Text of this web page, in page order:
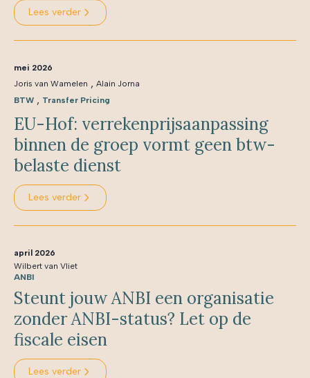
Lees verder
mei 2026
Joris van Wamelen , Alain Jorna
BTW , Transfer Pricing
EU-Hof: verrekenprijsaanpassing
binnen de groep vormt geen btw-
belaste dienst
Lees verder
april 2026
Wilbert van Vliet
ANBI
Steunt jouw ANBI een organisatie
zonder ANBI-status? Let op de
fiscale eisen
Lees verder